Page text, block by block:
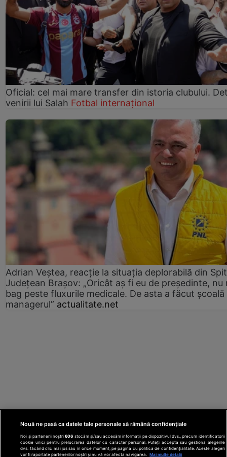
Oficial: cel mai mare transfer din istoria clubului.
venirii lui Salah Fotbal internațional
Adrian Veștea, reacție la situația deplorabilă din
Județean Brașov: „Oricât aș fi eu de președinte, nu
bag peste fluxurile medicale. De asta a făcut școală
managerul” actualitate.net
Nouă ne pasă ca datele tale personale să rămână confidențiale
Noi și partenerii noștri606 stocăm și/sau accesăm informații pe dispozitivul dvs., precum identificatorii
cookie unici pentru prelucrarea datelor cu caracter personal. Puteți accepta sau gestiona alegerile
dvs. făcând clic mai jos sau în orice moment, pe pagina cu politica de confidențialitate. Aceste alegeri
vor fi raportate partenerilor noștri și nu vă vor afecta navigarea.
Mai multe detalii